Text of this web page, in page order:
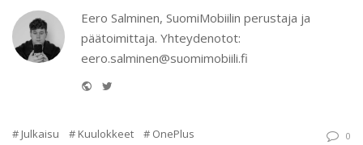
Eero Salminen, SuomiMobiilin perustaja ja
päätoimittaja. Yhteydenotot:
eero.salminen@suomimobiili.fi
Website
Julkaisu Kuulokkeet OnePlus 0